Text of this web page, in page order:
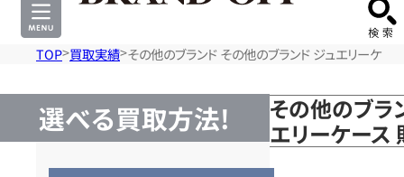
TOP 買取実績 その他のブランド その他のブランド ジュエリーケー
選べる買取方法!
その他のブラ
エリーケース